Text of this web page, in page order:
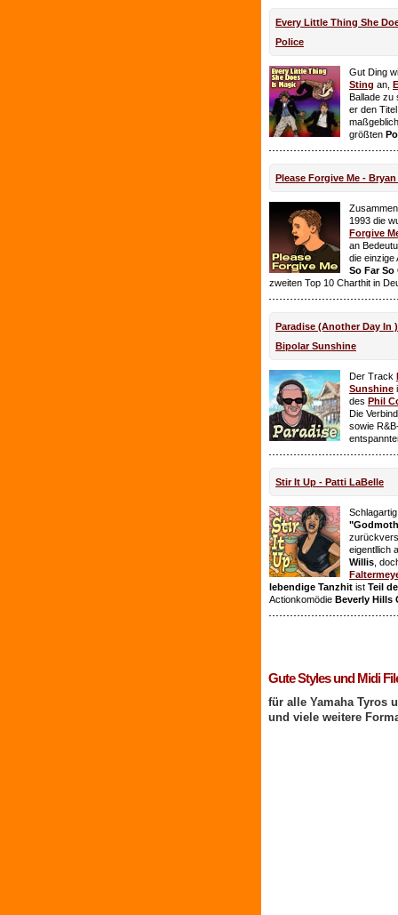
Every Little Thing She
Police
Gut Ding
Sting an,
Ballade zu
er den
größten
Please Forgive Me -
1993 die
Forgive
an
die einzige
So Far So
zweiten Top 10 Charthit in
Paradise (Another Day In
Bipolar Sunshine
Der Track
Sunshine
des Phil
Die
sowie
Stir It Up - Patti LaBelle
eigentllich
Willis ,
lebendige Tanzhit ist Teil
Actionkomödie Beverly Hills
Gute Styles und Midi
für alle Yamaha Tyros
und viele weitere